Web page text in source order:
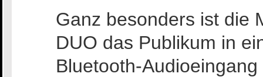
Ganz besonders ist die
DUO das Publikum in
Bluetooth-